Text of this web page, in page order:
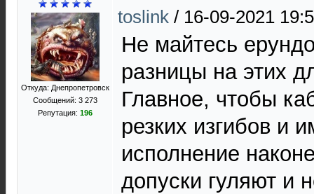
Откуда: Днепропетровск
Сообщений: 3 273
Репутация: 196
toslink / 16-09-2021
Не майтесь
разницы на этих
Главное, чтобы
резких изгибов и
исполнение
допуски гуляют и